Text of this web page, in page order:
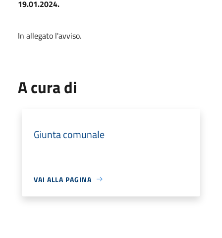
19.01.2024.
In allegato l'avviso.
A cura di
Giunta comunale
VAI ALLA PAGINA